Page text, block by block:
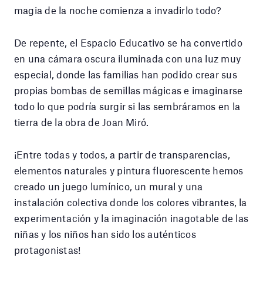
magia de la noche comienza a invadirlo todo?
De repente, el Espacio Educativo se ha convertido
en una cámara oscura iluminada con una luz muy
especial, donde las familias han podido crear sus
propias bombas de semillas mágicas e imaginarse
todo lo que podría surgir si las sembráramos en la
tierra de la obra de Joan Miró.
¡Entre todas y todos, a partir de transparencias,
elementos naturales y pintura fluorescente hemos
creado un juego lumínico, un mural y una
instalación colectiva donde los colores vibrantes, la
experimentación y la imaginación inagotable de las
niñas y los niños han sido los auténticos
protagonistas!